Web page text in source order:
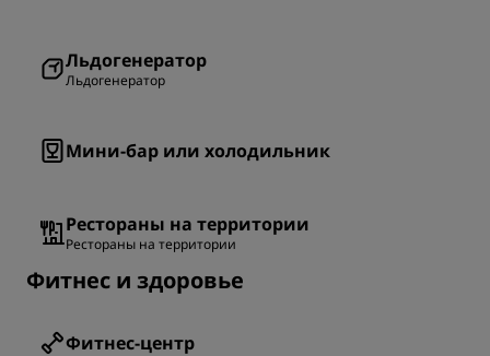
Льдогенератор
Льдогенератор
Мини-бар или холодильник
Рестораны на территории
Рестораны на территории
Фитнес и здоровье
Фитнес-центр